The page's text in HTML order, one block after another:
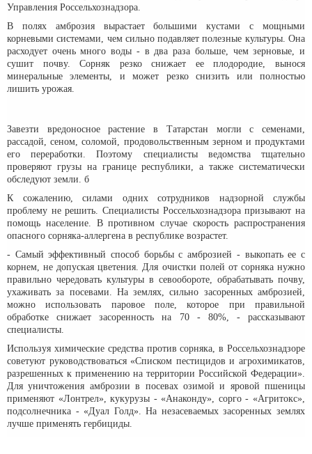
Управления Россельхознадзора.
В полях амброзия вырастает большими кустами с мощными
корневыми системами, чем сильно подавляет полезные культуры. Она
расходует очень много воды - в два раза больше, чем зерновые, и
сушит почву. Сорняк резко снижает ее плодородие, вынося
минеральные элементы, и может резко снизить или полностью
лишить урожая.
Завезти вредоносное растение в Татарстан могли с семенами,
рассадой, сеном, соломой, продовольственным зерном и продуктами
его переработки. Поэтому специалисты ведомства тщательно
проверяют грузы на границе республики, а также систематически
обследуют земли. б
К сожалению, силами одних сотрудников надзорной службы
проблему не решить. Специалисты Россельхознадзора призывают на
помощь население. В противном случае скорость распространения
опасного сорняка-аллергена в республике возрастет.
- Самый эффективный способ борьбы с амброзией - выкопать ее с
корнем, не допуская цветения. Для очистки полей от сорняка нужно
правильно чередовать культуры в севообороте, обрабатывать почву,
ухаживать за посевами. На землях, сильно засоренных амброзией,
можно использовать паровое поле, которое при правильной
обработке снижает засоренность на 70 - 80%, - рассказывают
специалисты.
Используя химические средства против сорняка, в Россельхознадзоре
советуют руководствоваться «Списком пестицидов и агрохимикатов,
разрешенных к применению на территории Российской Федерации».
Для уничтожения амброзии в посевах озимой и яровой пшеницы
применяют «Лонтрел», кукурузы - «Анаконду», сорго - «Агритокс»,
подсолнечника - «Дуал Голд». На незасеваемых засоренных землях
лучше применять гербициды.